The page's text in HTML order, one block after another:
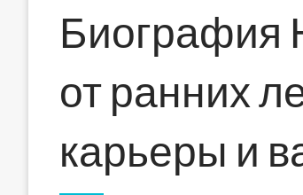
Биография
от ранних
карьеры и